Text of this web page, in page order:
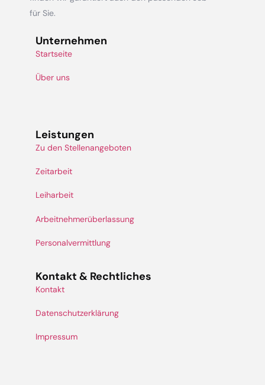
für Sie.
Unternehmen
Startseite
Über uns
Leistungen
Zu den Stellenangeboten
Zeitarbeit
Leiharbeit
Arbeitnehmerüberlassung
Personalvermittlung
Kontakt & Rechtliches
Kontakt
Datenschutzerklärung
Impressum